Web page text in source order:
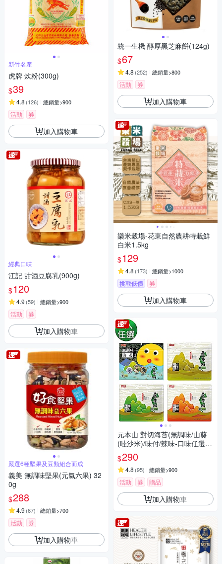
新竹名產
虎牌 炊粉(300g)
$39
4.8 (126) 總銷量>900
活動 券
加入購物車
經典口味
江記 甜酒豆腐乳(900g)
$120
4.9 (59) 總銷量>900
活動 券
加入購物車
嚴選6種堅果及豆類組合而成
義美 無調味堅果(元氣六果) 32
0g
$288
4.9 (67) 總銷量>700
活動 券
加入購物車
統一生機 醇厚黑芝麻餅(124g)
$67
4.8 (252) 總銷量>800
活動 券
加入購物車
樂米穀場-花東自然農耕特栽鮮
白米1.5kg
$129
4.8 (173) 總銷量>1000
挑戰低價 券
加入購物車
元本山 對切海苔(無調味/山葵
(哇沙米)/味付/辣味-口味任選3
包超值組)
$290
4.8 (95) 總銷量>900
活動 券 贈品
加入購物車